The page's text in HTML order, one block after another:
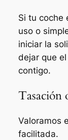
Si tu coche
uso o
iniciar la
dejar que
contigo.
Tasación
Valoramos
facilitada.